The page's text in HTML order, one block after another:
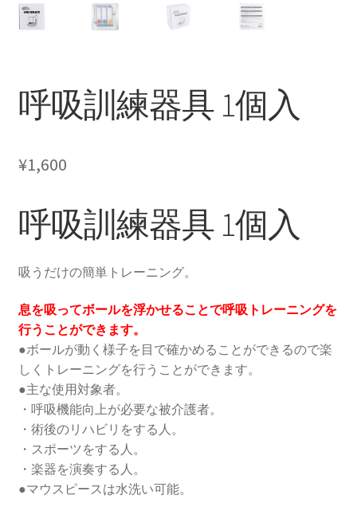
美骨整復について
お問い合わせ
ログイン
呼吸訓練器具 1個入
¥1,600
呼吸訓練器具 1個入
吸うだけの簡単トレーニング。
息を吸ってボールを浮かせることで呼吸トレーニングを
行うことができます。
●ボールが動く様子を目で確かめることができるので楽
しくトレーニングを行うことができます。
●主な使用対象者。
・呼吸機能向上が必要な被介護者。
・術後のリハビリをする人。
・スポーツをする人。
・楽器を演奏する人。
●マウスピースは水洗い可能。